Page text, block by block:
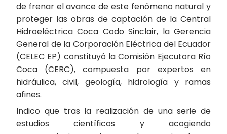
de frenar el avance de este fenómeno natural y
proteger las obras de captación de la Central
Hidroeléctrica Coca Codo Sinclair, la Gerencia
General de la Corporación Eléctrica del Ecuador
(CELEC EP) constituyó la Comisión Ejecutora Río
Coca (CERC), compuesta por expertos en
hidráulica, civil, geología, hidrología y ramas
afines.
Indico que tras la realización de una serie de
estudios científicos y acogiendo